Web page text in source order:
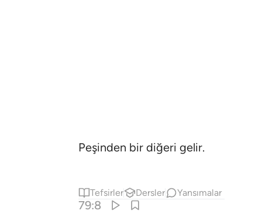
Peşinden bir diğeri gelir.
Tefsirler Dersler Yansımalar
79:8